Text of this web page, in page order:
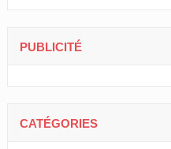
PUBLICITÉ
CATÉGORIES